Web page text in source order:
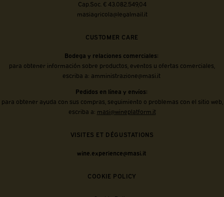
Cap.Soc. € 43.082.549,04
masiagricola@legalmail.it
CUSTOMER CARE
Bodega y relaciones comerciales:
para obtener información sobre productos, eventos u ofertas comerciales,
escriba a: amministrazione@masi.it
Pedidos en línea y envíos:
para obtener ayuda con sus compras, seguimiento o problemas con el sitio web,
escriba a: masi@wineplatform.it
VISITES ET DÉGUSTATIONS
wine.experience@masi.it
COOKIE POLICY